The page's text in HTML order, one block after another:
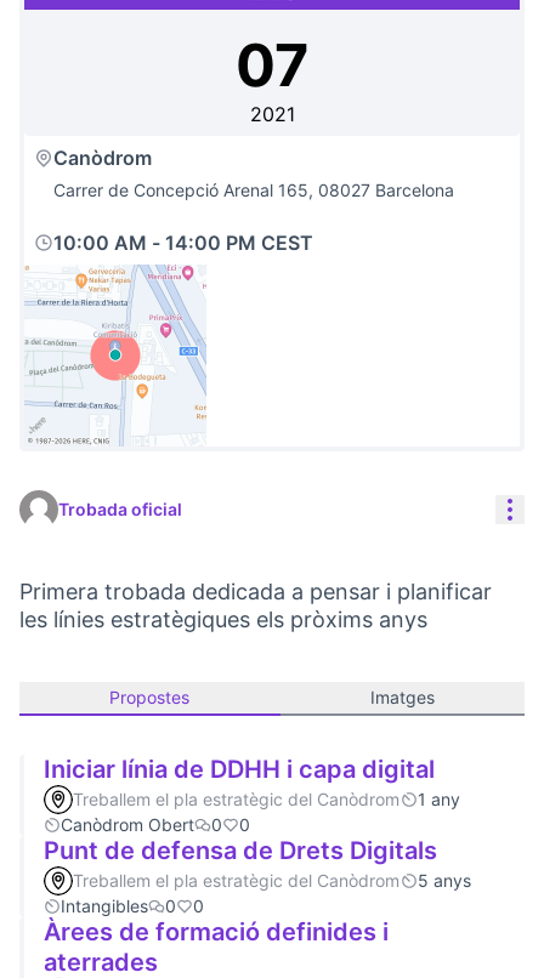
07
2021
Canòdrom
Carrer de Concepció Arenal 165, 08027 Barcelona
10:00 AM - 14:00 PM CEST
Trobada oficial
Primera trobada dedicada a pensar i planificar
les línies estratègiques els pròxims anys
Propostes Imatges
Iniciar línia de DDHH i capa digital
Treballem el pla estratègic del Canòdrom
1 any
Canòdrom Obert
0 0
Punt de defensa de Drets Digitals
Treballem el pla estratègic del Canòdrom
5 anys
Intangibles
0 0
Àrees de formació definides i
aterrades